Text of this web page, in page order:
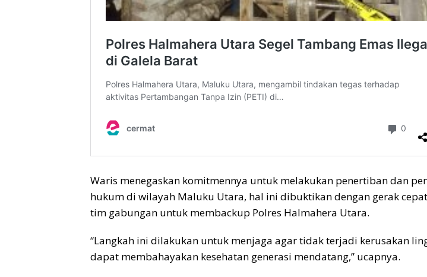
Waris menegaskan komitmennya untuk melakukan penertiban dan
hukum di wilayah Maluku Utara, hal ini dibuktikan dengan gerak
tim gabungan untuk membackup Polres Halmahera Utara.
“Langkah ini dilakukan untuk menjaga agar tidak terjadi kerusakan
dapat membahayakan kesehatan generasi mendatang,” ucapnya.